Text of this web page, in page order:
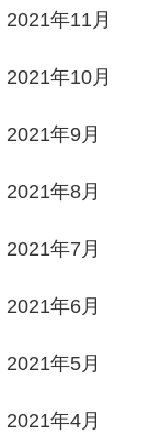
2021年11月
2021年10月
2021年9月
2021年8月
2021年7月
2021年6月
2021年5月
2021年4月